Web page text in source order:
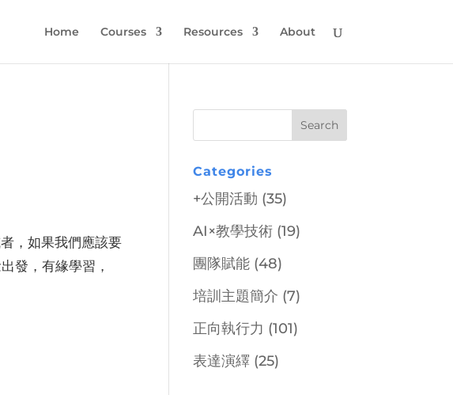
Home Courses Resources About
，如果我們應該要
發，有緣學習，
Categories
+公開活動 (35)
AI×教學技術 (19)
團隊賦能 (48)
培訓主題簡介 (7)
正向執行力 (101)
表達演繹 (25)